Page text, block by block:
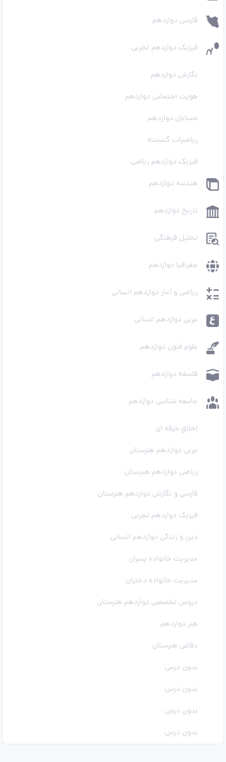
فارسی دوازدهم
فیزیک دوازدهم تجربی
نگارش دوازدهم
هویت اجتماعی دوازدهم
حسابان دوازدهم
ریاضیات گسسته
فیزیک دوازدهم ریاضی
هندسه دوازدهم
تاریخ دوازدهم
تحلیل فرهنگی
جغرافیا دوازدهم
ریاضی و آمار دوازدهم انسانی
عربی دوازدهم انسانی
علوم فنون دوازدهم
فلسفه دوازدهم
جامعه شناسی دوازدهم
اخلاق حرفه ای
عربی دوازدهم هنرستان
ریاضی دوازدهم هنرستان
فارسی و نگارش دوازدهم هنرستان
فیزیک دوازدهم تجربی
دین و زندگی دوازدهم انسانی
مدیریت خانواده پسران
مدیریت خانواده دختران
دروس تخصصی دوازدهم هنرستان
هنر دوازدهم
دفاعی هنرستان
بدون درس
بدون درس
بدون درس
بدون درس